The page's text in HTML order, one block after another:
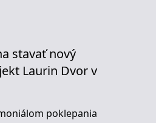
stavať nový
Laurin Dvor v
poklepania